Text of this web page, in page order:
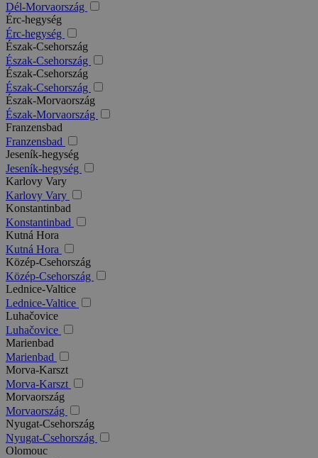
Dél-Morvaország
Érc-hegység
Érc-hegység
Észak-Csehország
Észak-Csehország
Észak-Csehország
Észak-Csehország
Észak-Morvaország
Észak-Morvaország
Franzensbad
Franzensbad
Jeseník-hegység
Jeseník-hegység
Karlovy Vary
Karlovy Vary
Konstantinbad
Konstantinbad
Kutná Hora
Kutná Hora
Közép-Csehország
Közép-Csehország
Lednice-Valtice
Lednice-Valtice
Luhačovice
Luhačovice
Marienbad
Marienbad
Morva-Karszt
Morva-Karszt
Morvaország
Morvaország
Nyugat-Csehország
Nyugat-Csehország
Olomouc